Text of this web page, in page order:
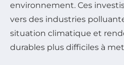
environnement. Ces
vers des industries
situation climatique et
durables plus difficiles à